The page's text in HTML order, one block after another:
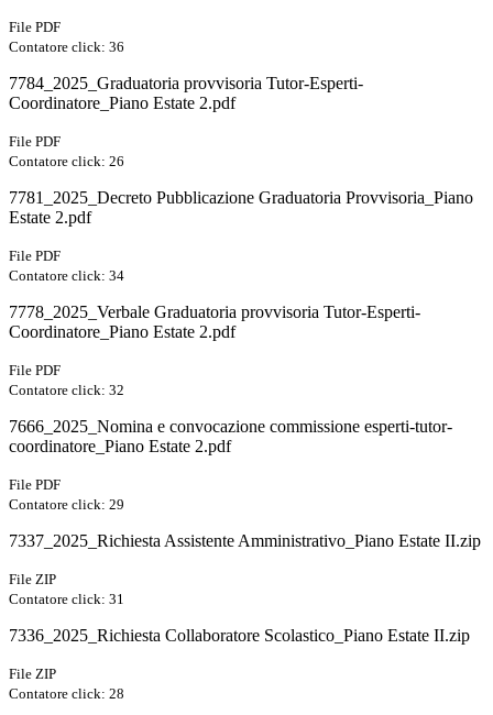
File PDF
Contatore click: 36
7784_2025_Graduatoria provvisoria Tutor-Esperti-
Coordinatore_Piano Estate 2.pdf
File PDF
Contatore click: 26
7781_2025_Decreto Pubblicazione Graduatoria Provvisoria_Piano
Estate 2.pdf
File PDF
Contatore click: 34
7778_2025_Verbale Graduatoria provvisoria Tutor-Esperti-
Coordinatore_Piano Estate 2.pdf
File PDF
Contatore click: 32
7666_2025_Nomina e convocazione commissione esperti-tutor-
coordinatore_Piano Estate 2.pdf
File PDF
Contatore click: 29
7337_2025_Richiesta Assistente Amministrativo_Piano Estate II.zip
File ZIP
Contatore click: 31
7336_2025_Richiesta Collaboratore Scolastico_Piano Estate II.zip
File ZIP
Contatore click: 28